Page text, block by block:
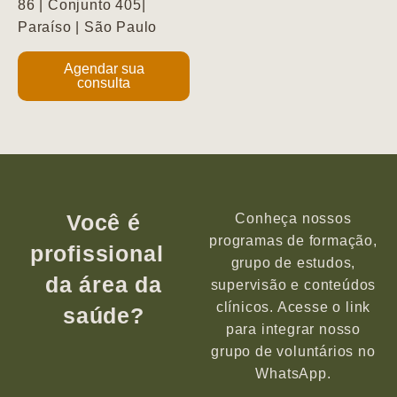
86 | Conjunto 405|
Paraíso | São Paulo
Agendar sua
consulta
Você é
profissional
da área da
saúde?
Conheça nossos
programas de formação,
grupo de estudos,
supervisão e conteúdos
clínicos. Acesse o link
para integrar nosso
grupo de voluntários no
WhatsApp.